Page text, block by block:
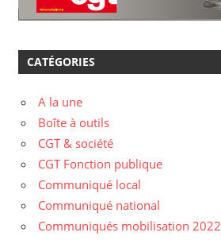
CATÉGORIES
A la une
Boîte à outils
CGT & société
CGT Fonction publique
Communiqué local
Communiqué national
Communiqués mobilisation 2022